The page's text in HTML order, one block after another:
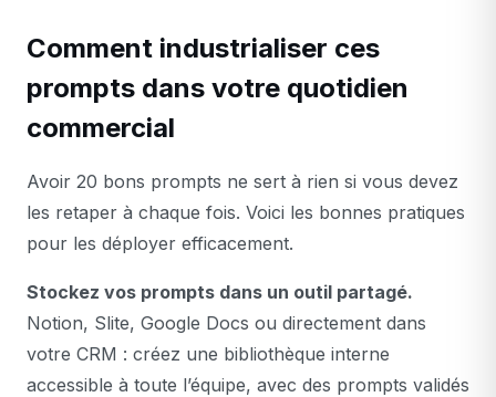
Comment industrialiser ces
prompts dans votre quotidien
commercial
Avoir 20 bons prompts ne sert à rien si vous devez
les retaper à chaque fois. Voici les bonnes pratiques
pour les déployer efficacement.
Stockez vos prompts dans un outil partagé.
Notion, Slite, Google Docs ou directement dans
votre CRM : créez une bibliothèque interne
accessible à toute l’équipe, avec des prompts validés